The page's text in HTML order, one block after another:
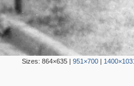
Sizes: 864×635| 951×700|